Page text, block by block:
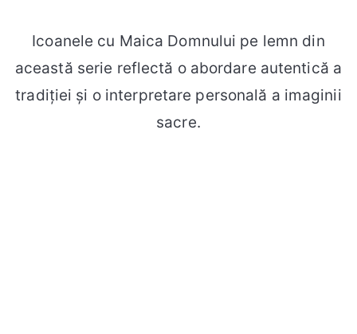
Icoanele cu Maica Domnului pe lemn din
această serie reflectă o abordare autentică a
tradiției și o interpretare personală a imaginii
sacre.